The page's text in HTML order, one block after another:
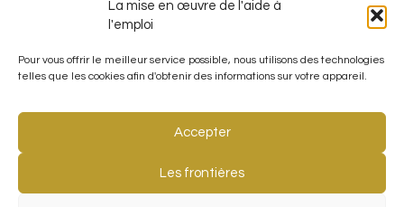
La mise en œuvre de l'aide à
l'emploi
Pour vous offrir le meilleur service possible, nous utilisons des technologies
telles que les cookies afin d'obtenir des informations sur votre appareil.
Accepter
Les frontières